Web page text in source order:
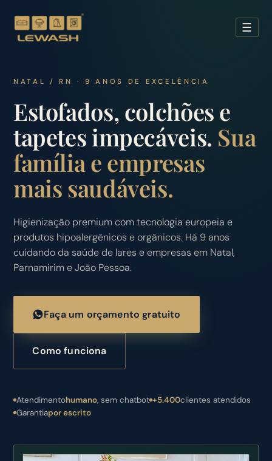
☰
NATAL / RN · 9 ANOS DE EXCELÊNCIA
Estofados, colchões e
tapetes impecáveis. Sua
família e empresas
mais saudáveis.
Higienização premium com tecnologia europeia e
produtos hipoalergênicos e orgânicos. Há 9 anos
cuidando da saúde de lares e empresas em Natal,
Parnamirim e João Pessoa.
Faça um orçamento gratuito
Como funciona
Atendimentohumano, sem chatbot +5.400clientes atendidos
Garantiapor escrito